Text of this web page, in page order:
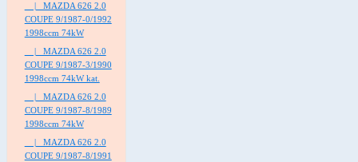
|_ MAZDA 626 2.0
COUPE 9/1987-0/1992
1998ccm 74kW
|_ MAZDA 626 2.0
COUPE 9/1987-3/1990
1998ccm 74kW kat.
|_ MAZDA 626 2.0
COUPE 9/1987-8/1989
1998ccm 74kW
|_ MAZDA 626 2.0
COUPE 9/1987-8/1991